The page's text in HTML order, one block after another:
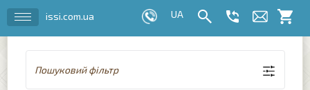
issi.com.ua
Пошуковий фільтр